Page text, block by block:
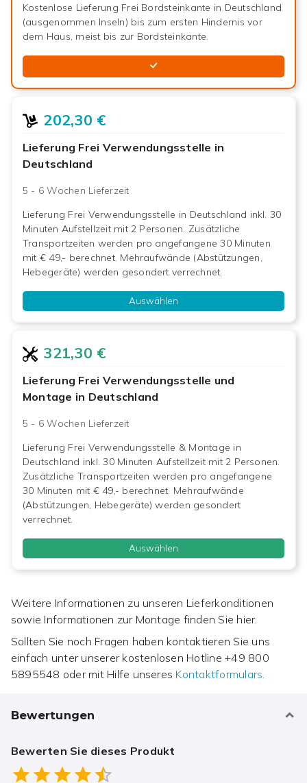
Kostenlose Lieferung Frei Bordsteinkante in Deutschland
(ausgenommen Inseln) bis zum ersten Hindernis vor
dem Haus, meist bis zur Bordsteinkante.
202,30 €
Lieferung Frei Verwendungsstelle in
Deutschland
5 - 6 Wochen Lieferzeit
Lieferung Frei Verwendungsstelle in Deutschland inkl. 30
Minuten Aufstellzeit mit 2 Personen. Zusätzliche
Transportzeiten werden pro angefangene 30 Minuten
mit € 49,- berechnet. Mehraufwände (Abstützungen,
Hebegeräte) werden gesondert verrechnet.
Auswählen
321,30 €
Lieferung Frei Verwendungsstelle und
Montage in Deutschland
5 - 6 Wochen Lieferzeit
Lieferung Frei Verwendungsstelle & Montage in
Deutschland inkl. 30 Minuten Aufstellzeit mit 2 Personen.
Zusätzliche Transportzeiten werden pro angefangene
30 Minuten mit € 49,- berechnet. Mehraufwände
(Abstützungen, Hebegeräte) werden gesondert
verrechnet.
Auswählen
Weitere Informationen zu unseren Lieferkonditionen
sowie Informationen zur Montage finden Sie hier.
Sollten Sie noch Fragen haben kontaktieren Sie uns
einfach unter unserer kostenlosen Hotline+49 800
5895548 oder mit Hilfe unseres Kontaktformulars.
Bewertungen
Bewerten Sie dieses Produkt